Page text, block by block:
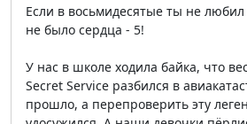
Если в восьмидесятые ты не любил
не было сердца - 5!
У нас в школе ходила байка, что
Secret Service разбился в
прошло, а перепроверить эту